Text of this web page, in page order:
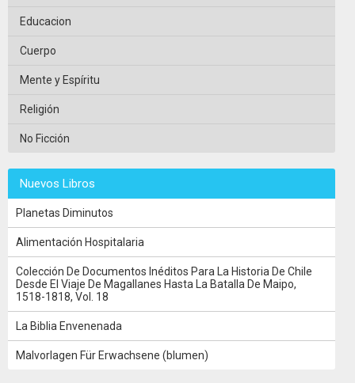
Educacion
Cuerpo
Mente y Espíritu
Religión
No Ficción
Nuevos Libros
Planetas Diminutos
Alimentación Hospitalaria
Colección De Documentos Inéditos Para La Historia De Chile
Desde El Viaje De Magallanes Hasta La Batalla De Maipo,
1518-1818, Vol. 18
La Biblia Envenenada
Malvorlagen Für Erwachsene (blumen)